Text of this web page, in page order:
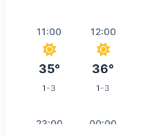
11:00
35°
1-3
12:00
36°
1-3
23:00 00:00